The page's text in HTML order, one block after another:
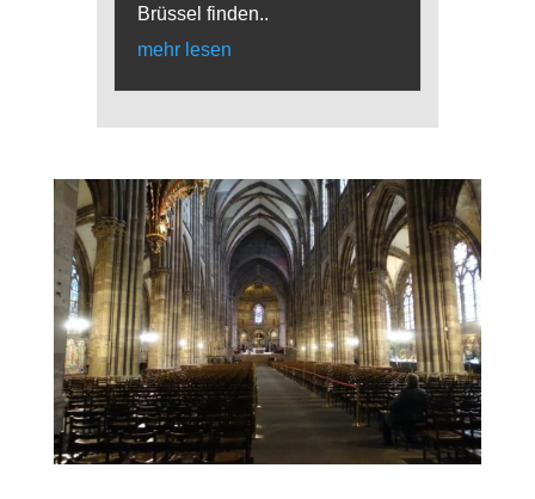
Brüssel finden..
mehr lesen